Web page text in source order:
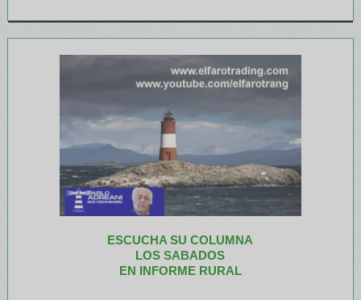
ESCUCHA SU COLUMNA
LOS SABADOS
EN INFORME RURAL